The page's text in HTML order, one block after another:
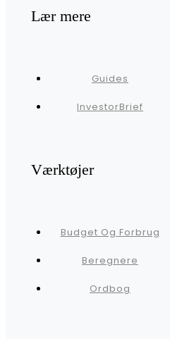
Lær mere
Guides
InvestorBrief
Værktøjer
Budget Og Forbrug
Beregnere
Ordbog